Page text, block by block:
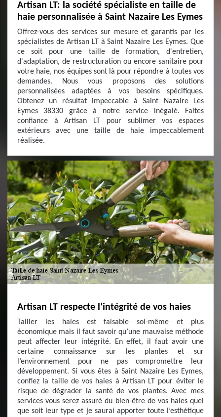
Artisan LT: la société spécialiste en taille de
haie personnalisée à Saint Nazaire Les Eymes
Offrez-vous des services sur mesure et garantis par les
spécialistes de Artisan LT à Saint Nazaire Les Eymes. Que
ce soit pour une taille de formation, d'entretien,
d'adaptation, de restructuration ou encore sanitaire pour
votre haie, nos équipes sont là pour répondre à toutes vos
demandes. Nous vous proposons des solutions
personnalisées adaptées à vos besoins spécifiques.
Obtenez un résultat impeccable à Saint Nazaire Les
Eymes 38330 grâce à notre service inégalé. Faites
confiance à Artisan LT pour sublimer vos espaces
extérieurs avec une taille de haie impeccablement
réalisée.
Artisan LT respecte l’intégrité de vos haies
Tailler les haies est faisable soi-même et plus
économique mais il faut savoir qu’une mauvaise méthode
peut affecter leur intégrité. En effet, il faut avoir une
certaine connaissance sur les plantes et sur
l’environnement pour ne pas compromettre leur
développement. Si vous êtes à Saint Nazaire Les Eymes,
confiez la taille de vos haies à Artisan LT pour éviter le
risque de dégrader la santé de vos plantes. Avec mes
services vous serez assuré du bien-être de vos haies quel
que soit leur type et je saurai apporter toute l’esthétique